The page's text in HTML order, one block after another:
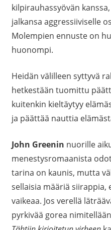
kilpirauhassyövän
jalkansa aggressiiviselle
Molempien ennuste on
huonompi.
Heidän välilleen syttyvä
hetkestään tuomittu
kuitenkin kieltäytyy
ja päättää nauttia
John Greenin nuorille
menestysromaanista
tarina on kaunis, mutta
sellaisia määriä siirappia,
vaikeaa. Jos verellä
pyrkivää gorea